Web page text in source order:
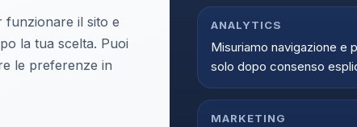
funzionare il sito e
la tua scelta. Puoi
le preferenze in
ANALYTICS
Misuriamo navigazione e
solo dopo consenso
MARKETING
🔒
Accedi per vedere i
Solo i clienti registrati e abilitati possono